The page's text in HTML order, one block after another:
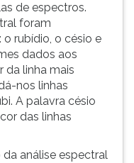
de espectros.
foram
rubídio, o césio e
dados aos
da linha mais
nos linhas
A palavra césio
das linhas
análise espectral